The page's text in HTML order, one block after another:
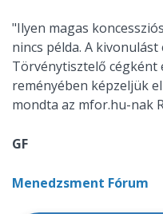
"Ilyen magas
nincs példa. A
Törvénytisztelő cégként
reményében képzeljük
mondta az mfor.hu-nak
GF
Menedzsment Fórum